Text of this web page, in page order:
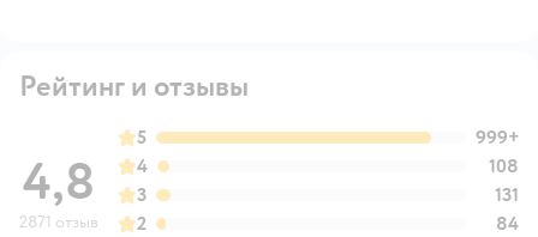
Рейтинг и отзывы
4,8
2871 отзыв
5
999+
4
108
3
131
2
84